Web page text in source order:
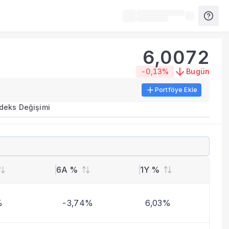
metrikleri listelenir.
benzer fonları inceleyebilirsiniz.
6,0072
-0,13% Bugün
Portföye Ekle
Değişimi
6A % 1Y %
-3,74% 6,03%